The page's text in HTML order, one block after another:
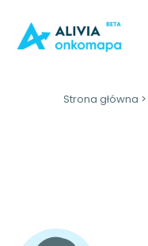
Strona główna >